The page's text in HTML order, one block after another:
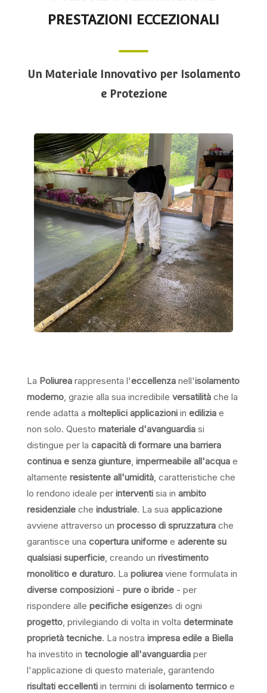
PRESTAZIONI ECCEZIONALI
Un Materiale Innovativo per Isolamento
e Protezione
La Poliurea rappresenta l'eccellenza nell'isolamento
moderno, grazie alla sua incredibile versatilità che la
rende adatta a molteplici applicazioni in edilizia e
non solo. Questo materiale d'avanguardia si
distingue per la capacità di formare una barriera
continua e senza giunture, impermeabile all'acqua e
altamente resistente all'umidità, caratteristiche che
lo rendono ideale per interventi sia in ambito
residenziale che industriale. La sua applicazione
avviene attraverso un processo di spruzzatura che
garantisce una copertura uniforme e aderente su
qualsiasi superficie, creando un rivestimento
monolitico e duraturo. La poliurea viene formulata in
diverse composizioni - pure o ibride - per
rispondere alle pecifiche esigenzes di ogni
progetto, privilegiando di volta in volta determinate
proprietà tecniche. La nostra impresa edile a Biella
ha investito in tecnologie all'avanguardia per
l'applicazione di questo materiale, garantendo
risultati eccellenti in termini di isolamento termico e